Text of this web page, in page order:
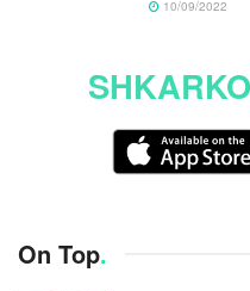
10/09/2022
On Top.